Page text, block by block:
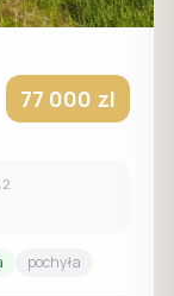
77 000 zl
pochyła